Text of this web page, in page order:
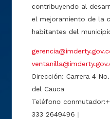
contribuyendo al
el mejoramiento de la
habitantes del
Dirección: Carrera 4
del Cauca
Teléfono
333 2649496 |